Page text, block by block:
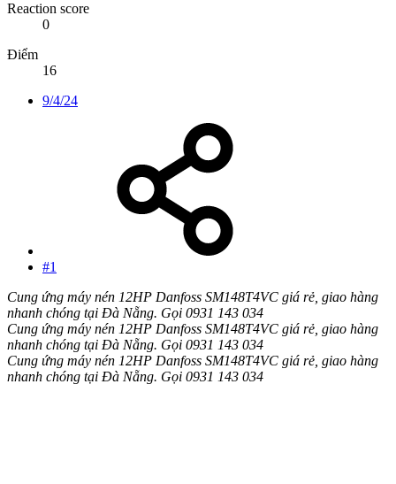
Reaction score
0
Điểm
16
9/4/24
#1
Cung ứng máy nén 12HP Danfoss SM148T4VC giá rẻ, giao hàng
nhanh chóng tại Đà Nẵng. Gọi 0931 143 034
Cung ứng máy nén 12HP Danfoss SM148T4VC giá rẻ, giao hàng
nhanh chóng tại Đà Nẵng. Gọi 0931 143 034
Cung ứng máy nén 12HP Danfoss SM148T4VC giá rẻ, giao hàng
nhanh chóng tại Đà Nẵng. Gọi 0931 143 034